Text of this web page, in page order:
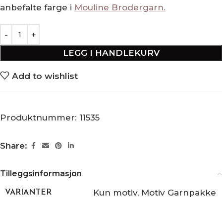
anbefalte farge i Mouline Brodergarn.
LEGG I HANDLEKURV
Add to wishlist
Produktnummer: 11535
Share:
Tilleggsinformasjon
VARIANTER Kun motiv, Motiv Garnpakke